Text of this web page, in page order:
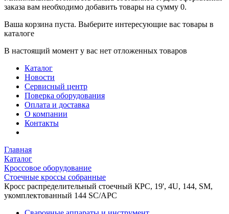
заказа вам необходимо добавить товары на сумму 0.
Ваша корзина пуста. Выберите интересующие вас товары в
каталоге
В настоящий момент у вас нет отложенных товаров
Каталог
Новости
Сервисный центр
Поверка оборудования
Оплата и доставка
О компании
Контакты
Главная
Каталог
Кроссовое оборудование
Стоечные кроссы собранные
Кросс распределительный стоечный КРС, 19', 4U, 144, SM,
укомплектованный 144 SC/APC